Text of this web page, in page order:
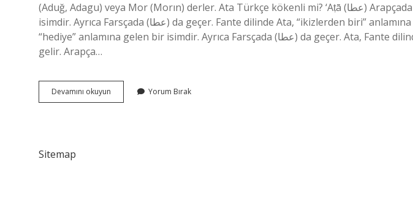
(Aduğ, Adagu) veya Mor (Morın) derler. Ata Türkçe kökenli mi? ‘Aṭā (عطا) Arapçada “hediye” anlamına gelen bir
isimdir. Ayrıca Farsçada (عطا) da geçer. Fante dilinde Ata, “ikizlerden biri” anlamına gelir. Arapçada ‘Aṭā (عطا)
“hediye” anlamına gelen bir isimdir. Ayrıca Farsçada (عطا) da geçer. Ata, Fante dilinde “ikizlerden biri” anlamına
gelir. Arapça…
Devamını okuyun
Türkçede
Yorum Bırak
Sitemap